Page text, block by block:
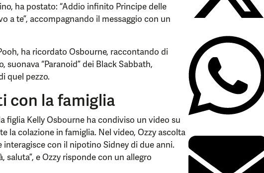
ha postato: “Addio infinito Principe delle
a te”, accompagnando il messaggio con un
ha ricordato Osbourne, raccontando di
suonava “Paranoid” dei Black Sabbath,
quel pezzo.
con la famiglia
figlia Kelly Osbourne ha condiviso un video su
la colazione in famiglia. Nel video, Ozzy ascolta
interagisce con il nipotino Sidney di due anni.
saluta”, e Ozzy risponde con un allegro